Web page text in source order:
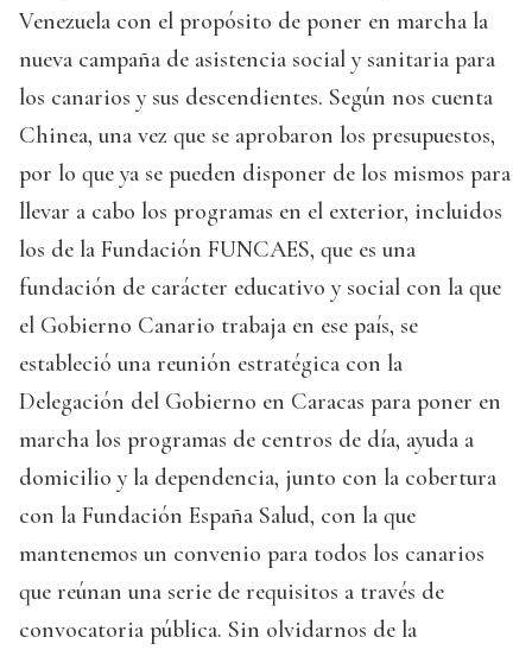
Venezuela con el propósito de poner en marcha la
nueva campaña de asistencia social y sanitaria para
los canarios y sus descendientes. Según nos cuenta
Chinea, una vez que se aprobaron los presupuestos,
por lo que ya se pueden disponer de los mismos para
llevar a cabo los programas en el exterior, incluidos
los de la Fundación FUNCAES, que es una
fundación de carácter educativo y social con la que
el Gobierno Canario trabaja en ese país, se
estableció una reunión estratégica con la
Delegación del Gobierno en Caracas para poner en
marcha los programas de centros de día, ayuda a
domicilio y la dependencia, junto con la cobertura
con la Fundación España Salud, con la que
mantenemos un convenio para todos los canarios
que reúnan una serie de requisitos a través de
convocatoria pública. Sin olvidarnos de la